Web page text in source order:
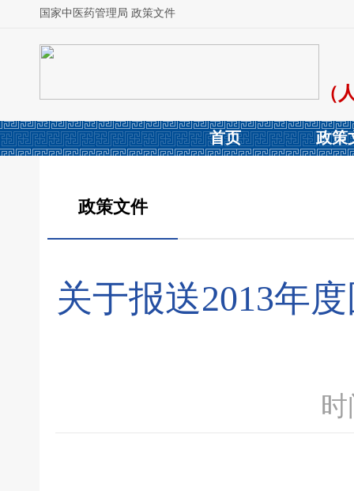
国家中医药管理局 政策文件
（
首页 政策
政策文件
关于报送2013年